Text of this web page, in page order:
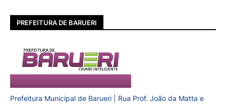
PREFEITURA DE BARUERI
Prefeitura Municipal de Barueri | Rua Prof. João da Matta e